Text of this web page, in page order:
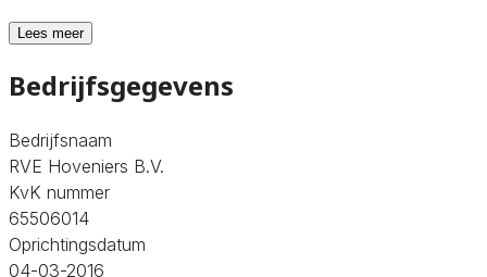
Lees meer
Bedrijfsgegevens
Bedrijfsnaam
RVE Hoveniers B.V.
KvK nummer
65506014
Oprichtingsdatum
04-03-2016